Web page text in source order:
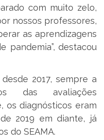
com muito zelo,
nossos professores,
as aprendizagens
pandemia”, destacou
2017, sempre a
das avaliações
os diagnósticos eram
2019 em diante, já
do SEAMA.